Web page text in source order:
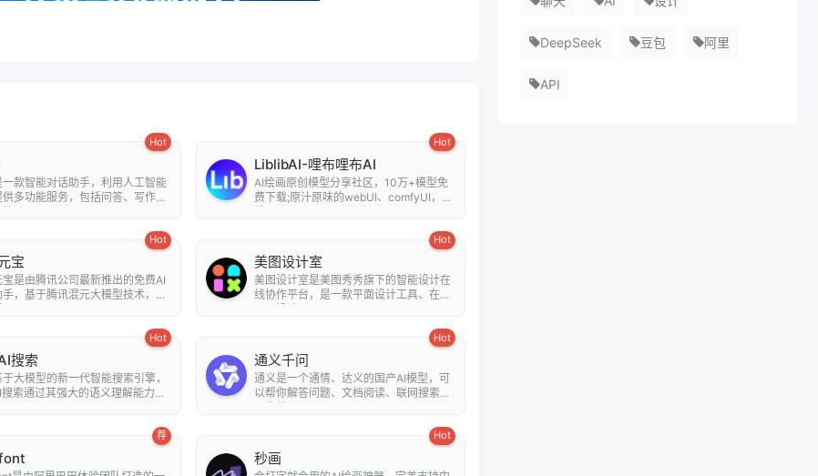
Hot
一款智能对话助手，利用人工智能
多功能服务，包括问答、写作、
Hot
LiblibAI-哩布哩布AI
AI绘画原创模型分享社区，10万+模型免
费下载;原汁原味的webUI、comfyUI，在
Hot
宝
是由腾讯公司最新推出的免费AI
，基于腾讯混元大模型技术，为
Hot
美图设计室
美图设计室是美图秀秀旗下的智能设计在
线协作平台，是一款平面设计工具、在线
Hot
搜索
大模型的新一代智能搜索引擎，
索通过其强大的语义理解能力和
Hot
通义千问
通义是一个通情、达义的国产AI模型，可
以帮你解答问题、文档阅读、联网搜索并
荐 Hot
秒画
DeepSeek 豆包 阿里
API